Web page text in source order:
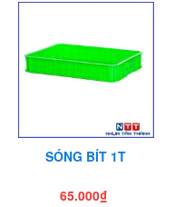
SÓNG BÍT 1T
65.000₫